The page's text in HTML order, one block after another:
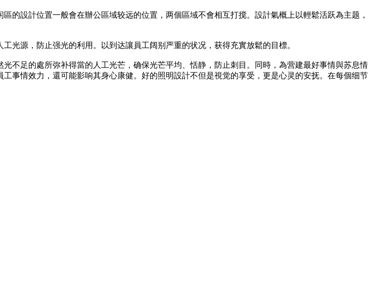
的設計位置一般會在辦公區域较远的位置，两個區域不會相互打搅。設計氣概上以輕鬆活跃為主题，
光源，防止强光的利用。以到达讓員工阔别严重的状况，获得充實放鬆的目標。
不足的處所弥补得當的人工光芒，确保光芒平均、恬静，防止刺目。同時，為营建最好事情與苏息情
事情效力，還可能影响其身心康健。好的照明設計不但是視觉的享受，更是心灵的安抚。在每個细节